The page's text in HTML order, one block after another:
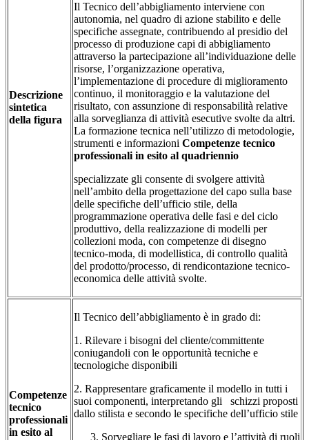
Descrizione
sintetica
della figura
Il Tecnico dell’abbigliamento interviene con
autonomia, nel quadro di azione stabilito e delle
specifiche assegnate, contribuendo al presidio del
processo di produzione capi di abbigliamento
attraverso la partecipazione all’individuazione delle
risorse, l’organizzazione operativa,
l’implementazione di procedure di miglioramento
continuo, il monitoraggio e la valutazione del
risultato, con assunzione di responsabilità relative
alla sorveglianza di attività esecutive svolte da altri.
La formazione tecnica nell’utilizzo di metodologie,
strumenti e informazioni Competenze tecnico
professionali in esito al quadriennio
specializzate gli consente di svolgere attività
nell’ambito della progettazione del capo sulla base
delle specifiche dell’ufficio stile, della
programmazione operativa delle fasi e del ciclo
produttivo, della realizzazione di modelli per
collezioni moda, con competenze di disegno
tecnico-moda, di modellistica, di controllo qualità
del prodotto/processo, di rendicontazione tecnico-
economica delle attività svolte.
Competenze
tecnico
professionali
in esito al
Il Tecnico dell’abbigliamento è in grado di:
1. Rilevare i bisogni del cliente/committente
coniugandoli con le opportunità tecniche e
tecnologiche disponibili
2. Rappresentare graficamente il modello in tutti i
suoi componenti, interpretando gli schizzi proposti
dallo stilista e secondo le specifiche dell’ufficio stile
Sorvegliare le fasi di lavoro e l’attività di ruoli